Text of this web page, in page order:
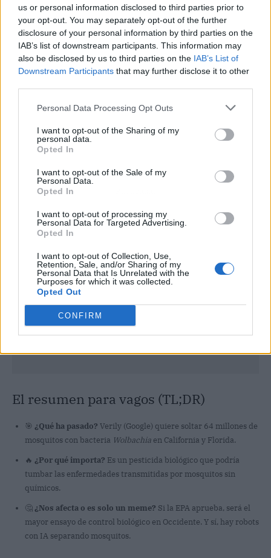
us or personal information disclosed to third parties prior to
your opt-out. You may separately opt-out of the further
disclosure of your personal information by third parties on the
IAB’s list of downstream participants. This information may
also be disclosed by us to third parties on the IAB’s List of
Downstream Participants that may further disclose it to other
Personal Data Processing Opt Outs
I want to opt-out of the Sharing of my
personal data.
Opted In
I want to opt-out of the Sale of my
Personal Data.
Opted In
I want to opt-out of processing my
Personal Data for Targeted Advertising.
Opted In
I want to opt-out of Collection, Use,
Retention, Sale, and/or Sharing of my
Personal Data that Is Unrelated with the
Purposes for which it was collected.
Opted Out
CONFIRM
El resumen para vagos (TL;DR)
🎯 ¿Qué ha pasado? Verily (Google) quiere soltar 64 millones de
mosquitos con bacteria Wolbachia en California y Florida.
🔥 ¿Por qué importa? Es un pesticida biológico que podría
tumbar las enfermedades transmitidas por mosquitos sin
químicos.
🤔¿Nos afecta o es solo un meme? Si la EPA aprueba, será el
mayor ensayo de control biológico en Occidente. Y sí, hay robots
con IA separando mosquitos.